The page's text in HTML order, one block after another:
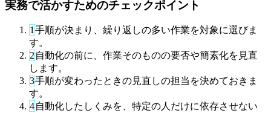
実務で活かすためのチェックポイント
1 手順が決まり、繰り返しの多い作業を対象に選びま
す。
2 自動化の前に、作業そのものの要否や簡素化を見直
します。
3手順が変わったときの見直しの担当を決めておきま
す。
4自動化したしくみを、特定の人だけに依存させない